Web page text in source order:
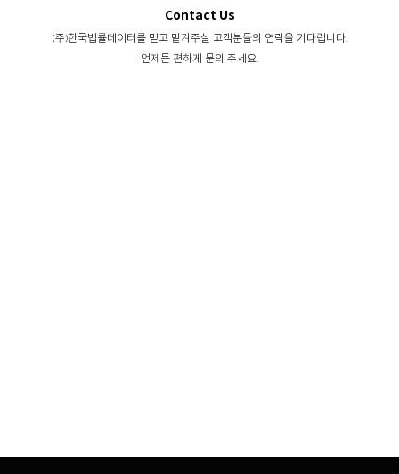
Contact Us
(주)한국법률데이터를 믿고 맡겨주실 고객분들의 연락을 기다립니다.
언제든 편하게 문의 주세요.